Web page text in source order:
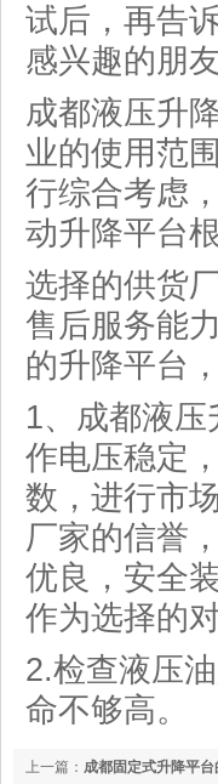
试后，再告
感兴趣的朋
成都液压升
业的使用范
行综合考虑
动升降平台
选择的供货
售后服务能
的升降平台
1、成都液
作电压稳定
数，进行市
厂家的信誉
优良，安全
作为选择的对
2.检查液压
命不够高。
上一篇： 成都固定式升降平